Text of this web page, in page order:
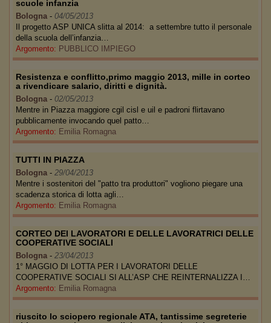
scuole infanzia
Bologna - 04/05/2013
Il progetto ASP UNICA slitta al 2014: a settembre tutto il personale
della scuola dell’infanzia…
Argomento: PUBBLICO IMPIEGO
Resistenza e conflitto,primo maggio 2013, mille in corteo
a rivendicare salario, diritti e dignità.
Bologna - 02/05/2013
Mentre in Piazza maggiore cgil cisl e uil e padroni flirtavano
pubblicamente invocando quel patto…
Argomento: Emilia Romagna
TUTTI IN PIAZZA
Bologna - 29/04/2013
Mentre i sostenitori del "patto tra produttori" vogliono piegare una
scadenza storica di lotta agli…
Argomento: Emilia Romagna
CORTEO DEI LAVORATORI E DELLE LAVORATRICI DELLE
COOPERATIVE SOCIALI
Bologna - 23/04/2013
1° MAGGIO DI LOTTA PER I LAVORATORI DELLE
COOPERATIVE SOCIALI SI ALL’ASP CHE REINTERNALIZZA I…
Argomento: Emilia Romagna
riuscito lo sciopero regionale ATA, tantissime segreterie